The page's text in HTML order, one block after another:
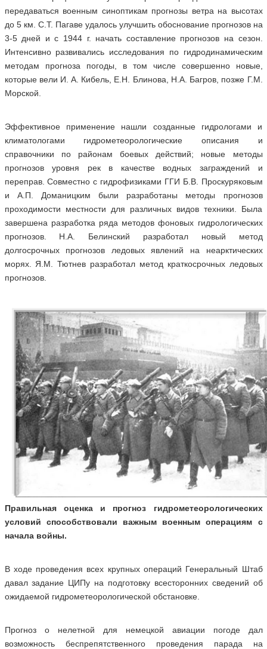
передаваться военным синоптикам прогнозы ветра на высотах
до 5 км. С.Т. Пагаве удалось улучшить обоснование прогнозов на
3-5 дней и с 1944 г. начать составление прогнозов на сезон.
Интенсивно развивались исследования по гидродинамическим
методам прогноза погоды, в том числе совершенно новые,
которые вели И. А. Кибель, Е.Н. Блинова, Н.А. Багров, позже Г.М.
Морской.
Эффективное применение нашли созданные гидрологами и
климатологами гидрометеорологические описания и
справочники по районам боевых действий; новые методы
прогнозов уровня рек в качестве водных заграждений и
переправ. Совместно с гидрофизиками ГГИ Б.В. Проскуряковым
и А.П. Доманицким были разработаны методы прогнозов
проходимости местности для различных видов техники. Была
завершена разработка ряда методов фоновых гидрологических
прогнозов. Н.А. Белинский разработал новый метод
долгосрочных прогнозов ледовых явлений на неарктических
морях. Я.М. Тютнев разработал метод краткосрочных ледовых
прогнозов.
Правильная оценка и прогноз гидрометеорологических
условий способствовали важным военным операциям с
начала войны.
В ходе проведения всех крупных операций Генеральный Штаб
давал задание ЦИПу на подготовку всесторонних сведений об
ожидаемой гидрометеорологической обстановке.
Прогноз о нелетной для немецкой авиации погоде дал
возможность беспрепятственного проведения парада на